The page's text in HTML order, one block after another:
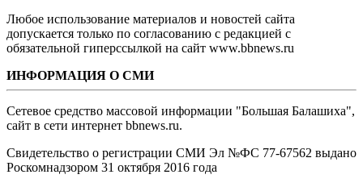
Любое использование материалов и новостей сайта
допускается только по согласованию с редакцией с
обязательной гиперссылкой на сайт www.bbnews.ru
ИНФОРМАЦИЯ О СМИ
Сетевое средство массовой информации "Большая Балашиха",
сайт в сети интернет bbnews.ru.
Свидетельство о регистрации СМИ Эл №ФС ‎77-67562 выдано
Роскомнадзором 31 октября 2016 года